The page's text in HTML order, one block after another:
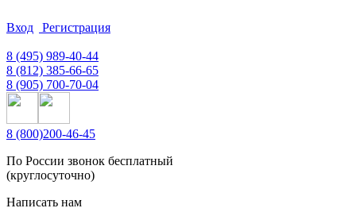
Вход Регистрация
8 (495) 989-40-44
8 (812) 385-66-65
8 (905) 700-70-04
8 (800)200-46-45
По России звонок бесплатный
(круглосуточно)
Написать нам